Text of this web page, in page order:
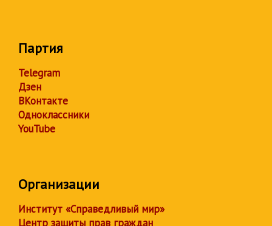
Партия
Telegram
Дзен
ВКонтакте
Одноклассники
YouTube
Организации
Институт «Справедливый мир»
Центр защиты прав граждан